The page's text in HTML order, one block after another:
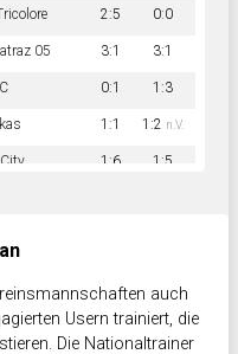
2:5 0:0
05 3:1 3:1
0:1 1:3
1:1 1:2 n.V.
1:6 1:5
auch
Usern trainiert, die
Die Nationaltrainer